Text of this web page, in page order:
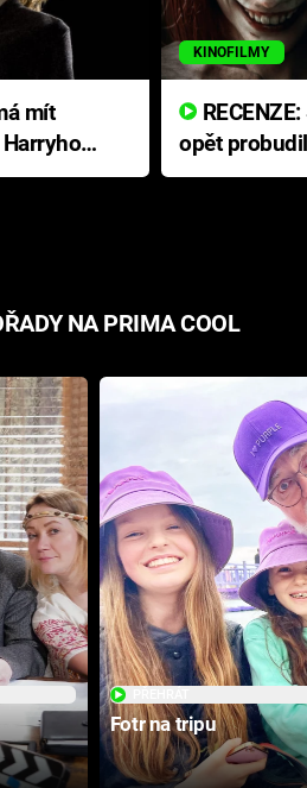
mít
KINOFILMY
opět
přichází s
NA PRIMA COOL
Fotr na tripu